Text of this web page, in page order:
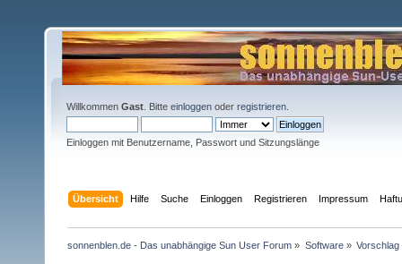
Willkommen Gast . Bitte einloggen oder registrieren
Einloggen mit Benutzername, Passwort und Sitzungslänge
Übersicht Hilfe Suche Einloggen Registrieren Impressum
sonnenblen.de - Das unabhängige Sun User Forum » Software» Vorschlag